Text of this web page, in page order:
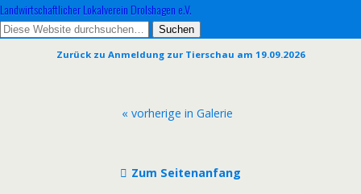
Landwirtschaftlicher Lokalverein Drolshagen e.V.
Zurück zu Anmeldung zur Tierschau am 19.09.2026
« vorherige in Galerie
Zum Seitenanfang